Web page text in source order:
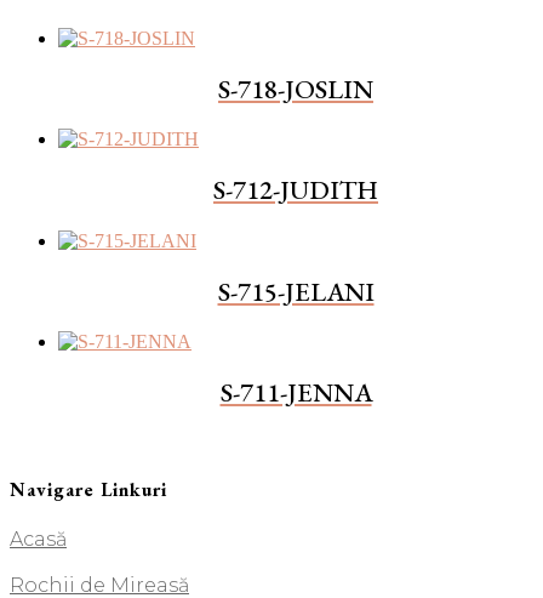
S-718-JOSLIN
S-712-JUDITH
S-715-JELANI
S-711-JENNA
Navigare Linkuri
Acasă
Rochii de Mireasă